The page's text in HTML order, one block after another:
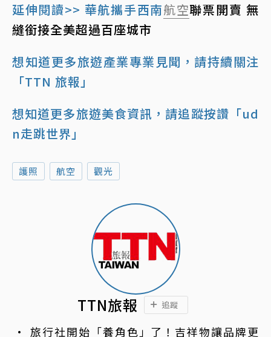
延伸閱讀>> 華航攜手西南航空聯票開賣 無
縫銜接全美超過百座城市
想知道更多旅遊產業專業見聞，請持續關注
「TTN 旅報」
想知道更多旅遊美食資訊，請追蹤按讚「ud
n走跳世界」
護照 航空 觀光
TTN旅報 追蹤
旅行社開始「養角色」了！吉祥物讓品牌更